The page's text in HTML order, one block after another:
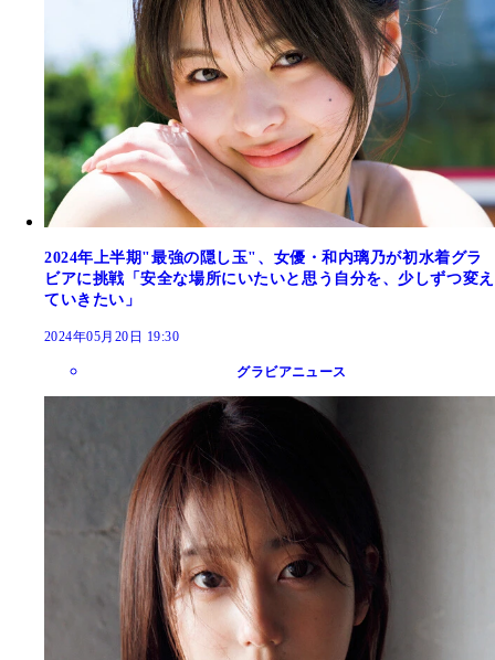
2024年上半期"最強の隠し玉"、女優・和内璃乃が初水着グラ
ビアに挑戦「安全な場所にいたいと思う自分を、少しずつ変え
ていきたい」
2024年05月20日 19:30
グラビアニュース